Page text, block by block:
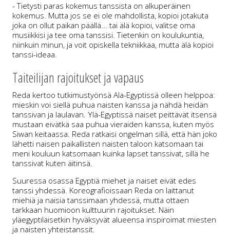
- Tietysti paras kokemus tanssista on alkuperäinen
kokemus. Mutta jos se ei ole mahdollista, kopioi jotakuta
joka on ollut paikan päällä... tai älä kopioi, valitse oma
musiikkisi ja tee oma tanssisi. Tietenkin on koulukuntia,
niinkuin minun, ja voit opiskella tekniikkaa, mutta älä kopioi
tanssi-ideaa.
Taiteilijan rajoitukset ja vapaus
Reda kertoo tutkimustyönsä Ala-Egyptissä olleen helppoa:
mieskin voi siellä puhua naisten kanssa ja nähdä heidän
tanssivan ja laulavan. Ylä-Egyptissä naiset peittävät itsensä
mustaan eivätkä saa puhua vieraiden kanssa, kuten myös
Siwan keitaassa. Reda ratkaisi ongelman sillä, että hän joko
lähetti naisen paikallisten naisten taloon katsomaan tai
meni kouluun katsomaan kuinka lapset tanssivat, sillä he
tanssivat kuten äitinsä.
Suuressa osassa Egyptiä miehet ja naiset eivät edes
tanssi yhdessä. Koreografioissaan Reda on laittanut
miehiä ja naisia tanssimaan yhdessä, mutta ottaen
tarkkaan huomioon kulttuurin rajoitukset. Näin
yläegyptiläisetkin hyväksyvät alueensa inspiroimat miesten
ja naisten yhteistanssit.